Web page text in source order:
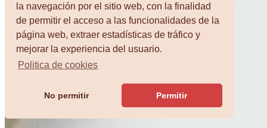
la navegación por el sitio web, con la finalidad
de permitir el acceso a las funcionalidades de la
página web, extraer estadísticas de tráfico y
mejorar la experiencia del usuario.
Politica de cookies
No permitir Permitir